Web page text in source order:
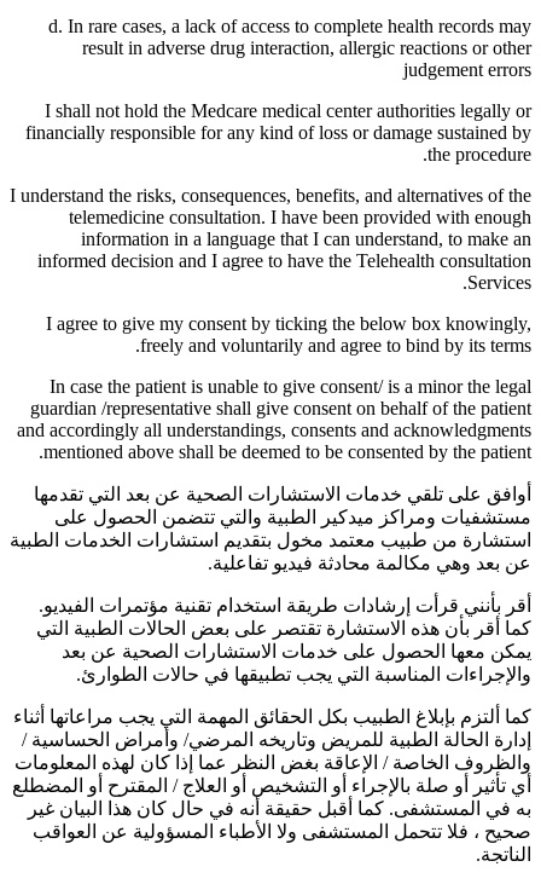
d. In rare cases, a lack of access to complete health records may
result in adverse drug interaction, allergic reactions or other
judgement errors
I shall not hold the Medcare medical center authorities legally or
financially responsible for any kind of loss or damage sustained by
the procedure.
I understand the risks, consequences, benefits, and alternatives of the
telemedicine consultation. I have been provided with enough
information in a language that I can understand, to make an
informed decision and I agree to have the Telehealth consultation
Services.
I agree to give my consent by ticking the below box knowingly,
freely and voluntarily and agree to bind by its terms.
In case the patient is unable to give consent/ is a minor the legal
guardian /representative shall give consent on behalf of the patient
and accordingly all understandings, consents and acknowledgments
mentioned above shall be deemed to be consented by the patient.
أوافق على تلقي خدمات الاستشارات الصحية عن بعد التي تقدمها
مستشفيات ومراكز ميدكير الطبية والتي تتضمن الحصول على
استشارة من طبيب معتمد مخول بتقديم استشارات الخدمات الطبية
عن بعد وهي مكالمة محادثة فيديو تفاعلية.
أقر بأنني قرأت إرشادات طريقة استخدام تقنية مؤتمرات الفيديو.
كما أقر بأن هذه الاستشارة تقتصر على بعض الحالات الطبية التي
يمكن معها الحصول على خدمات الاستشارات الصحية عن بعد
والإجراءات المناسبة التي يجب تطبيقها في حالات الطوارئ.
كما ألتزم بإبلاغ الطبيب بكل الحقائق المهمة التي يجب مراعاتها أثناء
إدارة الحالة الطبية للمريض وتاريخه المرضي/ وأمراض الحساسية /
والظروف الخاصة / الإعاقة بغض النظر عما إذا كان لهذه المعلومات
أي تأثير أو صلة بالإجراء أو التشخيص أو العلاج / المقترح أو المضطلع
به في المستشفى. كما أقبل حقيقة أنه في حال كان هذا البيان غير
صحيح ، فلا تتحمل المستشفى ولا الأطباء المسؤولية عن العواقب
الناتجة.